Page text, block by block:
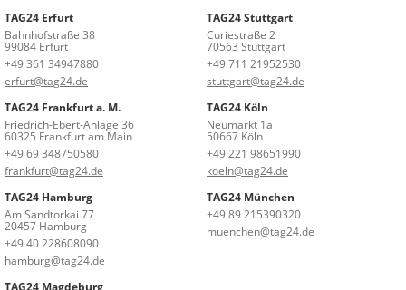
TAG24 Erfurt
Bahnhofstraße 38
99084 Erfurt
+49 361 34947880
erfurt@tag24.de
TAG24 Stuttgart
Curiestraße 2
70563 Stuttgart
+49 711 21952530
stuttgart@tag24.de
TAG24 Frankfurt a. M.
Friedrich-Ebert-Anlage 36
60325 Frankfurt am Main
+49 69 348750580
frankfurt@tag24.de
TAG24 Köln
Neumarkt 1a
50667 Köln
+49 221 98651990
koeln@tag24.de
TAG24 Hamburg
Am Sandtorkai 77
20457 Hamburg
+49 40 228608090
hamburg@tag24.de
TAG24 München
+49 89 215390320
muenchen@tag24.de
TAG24 Magdeburg